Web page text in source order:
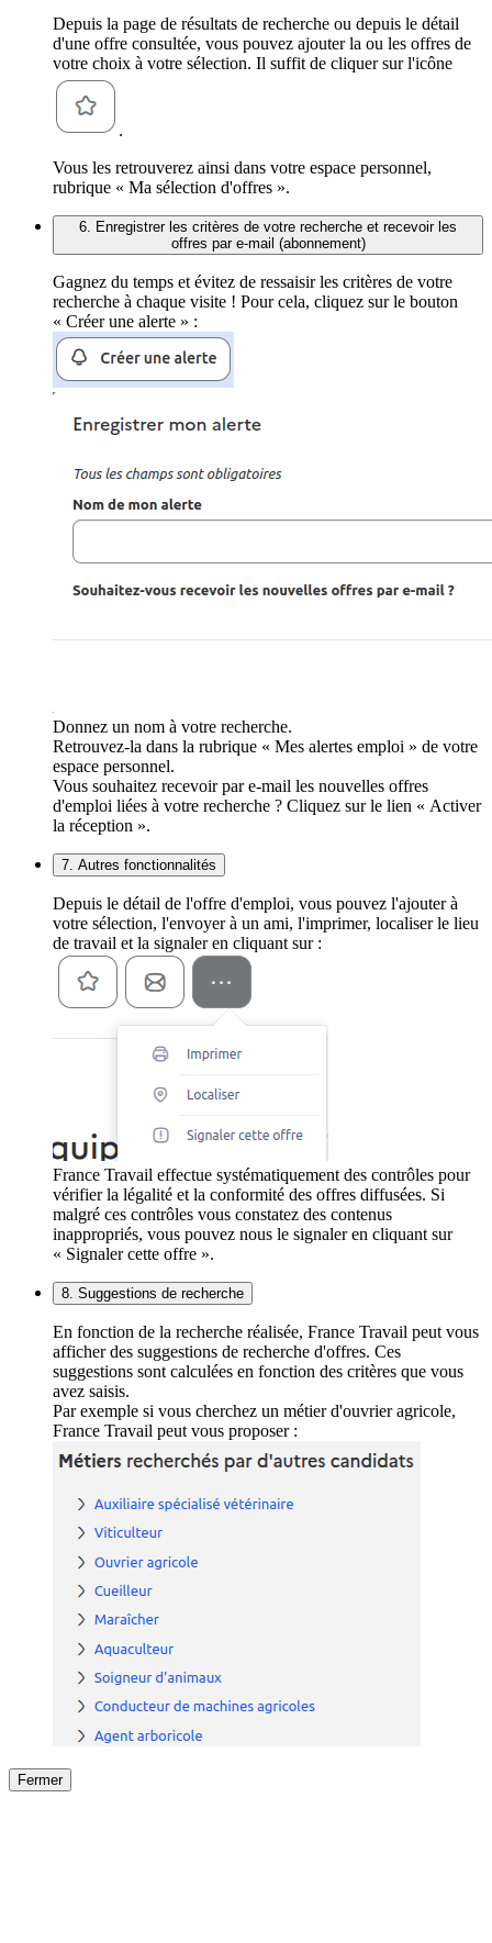
Depuis la page de résultats de recherche ou depuis le détail
d'une offre consultée, vous pouvez ajouter la ou les offres de
votre choix à votre sélection. Il suffit de cliquer sur l'icône
.
Vous les retrouverez ainsi dans votre espace personnel,
rubrique « Ma sélection d'offres ».
6. Enregistrer les critères de votre recherche et recevoir les
offres par e-mail (abonnement)
Gagnez du temps et évitez de ressaisir les critères de votre
recherche à chaque visite ! Pour cela, cliquez sur le bouton
« Créer une alerte » :
Donnez un nom à votre recherche.
Retrouvez-la dans la rubrique « Mes alertes emploi » de votre
espace personnel.
Vous souhaitez recevoir par e-mail les nouvelles offres
d'emploi liées à votre recherche ? Cliquez sur le lien « Activer
la réception ».
7. Autres fonctionnalités
Depuis le détail de l'offre d'emploi, vous pouvez l'ajouter à
votre sélection, l'envoyer à un ami, l'imprimer, localiser le lieu
de travail et la signaler en cliquant sur :
France Travail effectue systématiquement des contrôles pour
vérifier la légalité et la conformité des offres diffusées. Si
malgré ces contrôles vous constatez des contenus
inappropriés, vous pouvez nous le signaler en cliquant sur
« Signaler cette offre ».
8. Suggestions de recherche
En fonction de la recherche réalisée, France Travail peut vous
afficher des suggestions de recherche d'offres. Ces
suggestions sont calculées en fonction des critères que vous
avez saisis.
Par exemple si vous cherchez un métier d'ouvrier agricole,
France Travail peut vous proposer :
Fermer